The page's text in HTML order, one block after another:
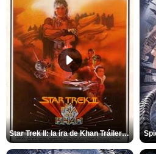
Star Trek II: la ira de Khan Tráiler VO